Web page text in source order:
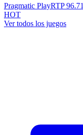
Pragmatic PlayRTP96.71
HOT
Ver todos los juegos